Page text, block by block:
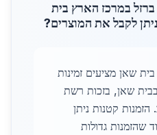
במרכז הארץ בית
לקבל את המוצרים?
שאן מציעים זמינות
בבית שאן, בזכות רשת
קטנות ניתן
שהזמנות גדולות